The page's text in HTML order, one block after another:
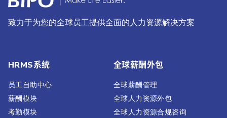
致力于为您的全球员工提供全面的人力资源解决方案
HRMS系统
员工自助中心
薪酬模块
考勤模块
全球薪酬外包
全球薪酬管理
全球人力资源外包
全球人力资源合规咨询